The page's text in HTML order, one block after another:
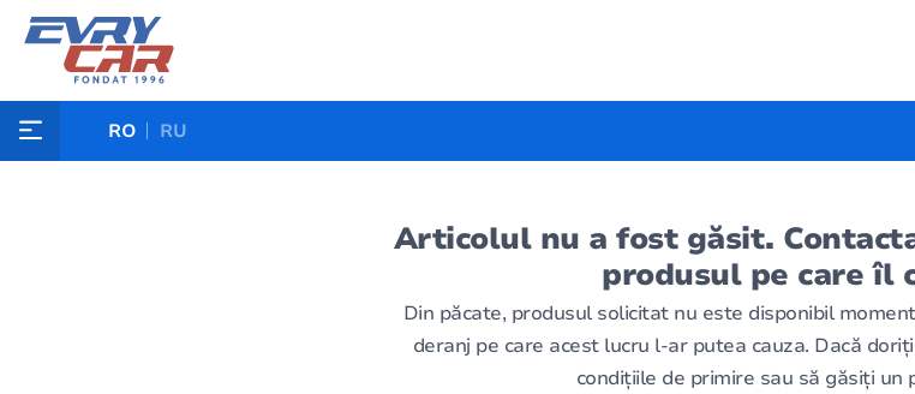
RO RU
Articolul nu a fost găsit.
produsul pe care îl
Din păcate, produsul solicitat nu este disponibil
deranj pe care acest lucru l-ar putea cauza. Dacă
condițiile de primire sau să găsiți un